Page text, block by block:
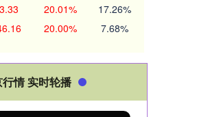
20.01% 17.26%
20.00% 7.68%
情 实时轮播